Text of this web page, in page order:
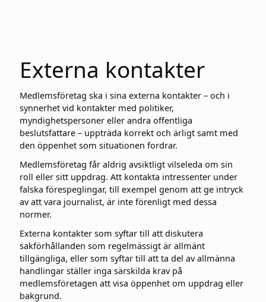
Externa kontakter
Medlemsföretag ska i sina externa kontakter – och i
synnerhet vid kontakter med politiker,
myndighetspersoner eller andra offentliga
beslutsfattare – uppträda korrekt och ärligt samt med
den öppenhet som situationen fordrar.
Medlemsföretag får aldrig avsiktligt vilseleda om sin
roll eller sitt uppdrag. Att kontakta intressenter under
falska förespeglingar, till exempel genom att ge intryck
av att vara journalist, är inte förenligt med dessa
normer.
Externa kontakter som syftar till att diskutera
sakförhållanden som regelmässigt är allmänt
tillgängliga, eller som syftar till att ta del av allmänna
handlingar ställer inga särskilda krav på
medlemsföretagen att visa öppenhet om uppdrag eller
bakgrund.